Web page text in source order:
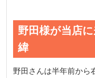
野田様が当店
緯
野田さんは半年前から